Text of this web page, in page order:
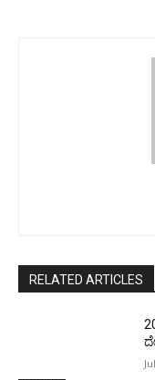
RELATED ARTICLES